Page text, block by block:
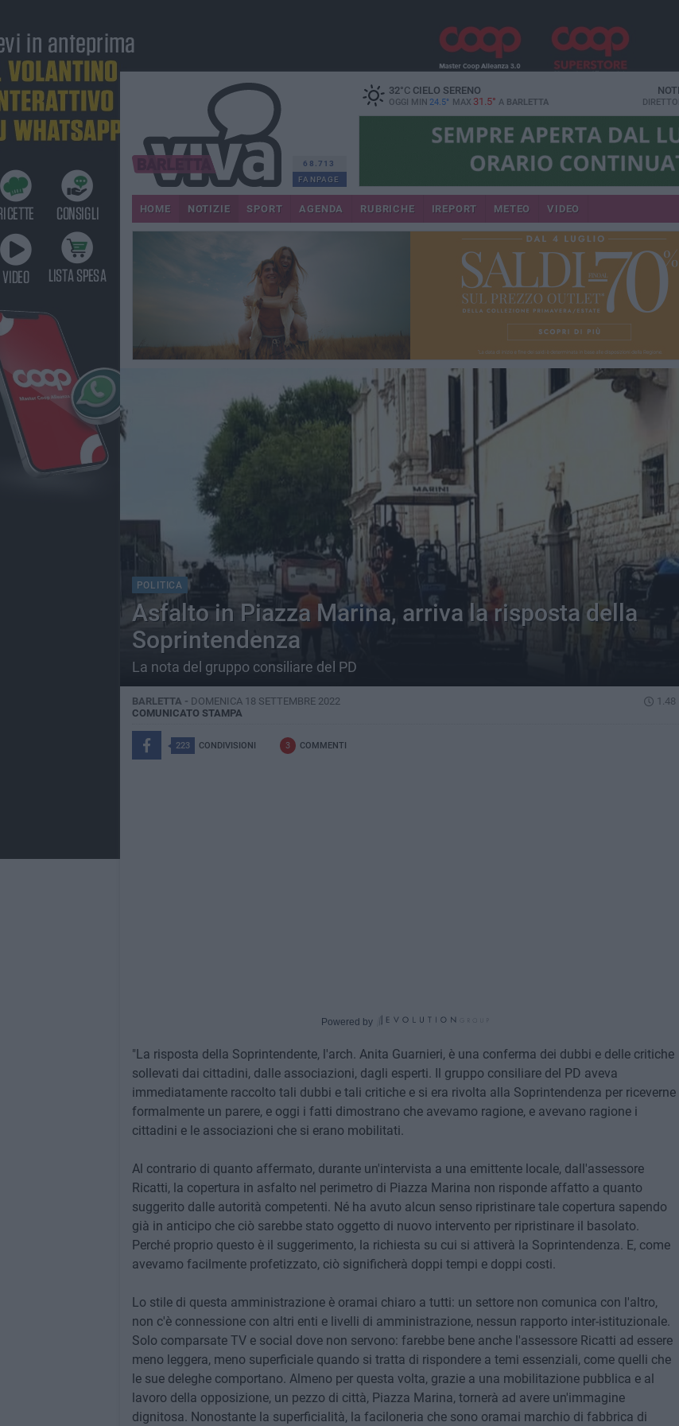
68.713
FANPAGE
32°CCIELO SERENO
OGGI MIN 24.5° MAX 31.5° A BARLETTA
HOME NOTIZIE SPORT AGENDA RUBRICHE IREPORT METEO VIDEO
POLITICA
Asfalto in Piazza Marina, arriva la risposta della
Soprintendenza
La nota del gruppo consiliare del PD
BARLETTA - DOMENICA 18 SETTEMBRE 2022
1.48
COMUNICATO STAMPA
223 CONDIVISIONI 3 COMMENTI
Powered by
"La risposta della Soprintendente, l'arch. Anita Guarnieri, è una conferma dei dubbi e delle critiche
sollevati dai cittadini, dalle associazioni, dagli esperti. Il gruppo consiliare del PD aveva
immediatamente raccolto tali dubbi e tali critiche e si era rivolta alla Soprintendenza per riceverne
formalmente un parere, e oggi i fatti dimostrano che avevamo ragione, e avevano ragione i
cittadini e le associazioni che si erano mobilitati.
Al contrario di quanto affermato, durante un'intervista a una emittente locale, dall'assessore
Ricatti, la copertura in asfalto nel perimetro di Piazza Marina non risponde affatto a quanto
suggerito dalle autorità competenti. Né ha avuto alcun senso ripristinare tale copertura sapendo
già in anticipo che ciò sarebbe stato oggetto di nuovo intervento per ripristinare il basolato.
Perché proprio questo è il suggerimento, la richiesta su cui si attiverà la Soprintendenza. E, come
avevamo facilmente profetizzato, ciò significherà doppi tempi e doppi costi.
Lo stile di questa amministrazione è oramai chiaro a tutti: un settore non comunica con l'altro,
non c'è connessione con altri enti e livelli di amministrazione, nessun rapporto inter-istituzionale.
Solo comparsate TV e social dove non servono: farebbe bene anche l'assessore Ricatti ad essere
meno leggera, meno superficiale quando si tratta di rispondere a temi essenziali, come quelli che
le sue deleghe comportano. Almeno per questa volta, grazie a una mobilitazione pubblica e al
lavoro della opposizione, un pezzo di città, Piazza Marina, tornerà ad avere un'immagine
dignitosa. Nonostante la superficialità, la faciloneria che sono oramai marchio di fabbrica di